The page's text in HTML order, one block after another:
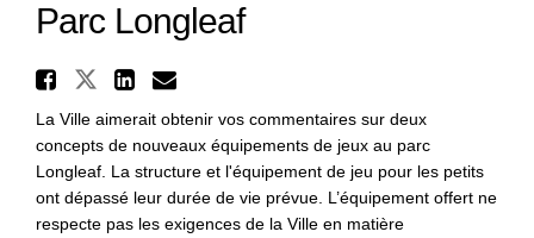
Parc Longleaf
Partager Parc Longleaf sur
Partager Parc Longleaf sur
Partager Parc Longleaf
Courriel Parc
La Ville aimerait obtenir vos commentaires sur deux
concepts de nouveaux équipements de jeux au parc
Longleaf. La structure et l'équipement de jeu pour les petits
ont dépassé leur durée de vie prévue. L’équipement offert ne
respecte pas les exigences de la Ville en matière